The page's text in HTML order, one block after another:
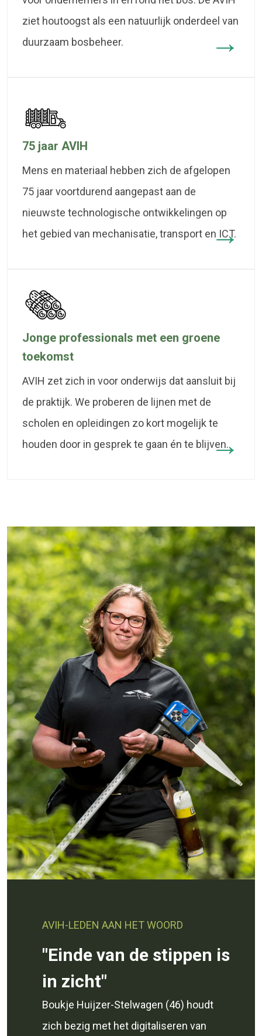
ziet houtoogst als een natuurlijk onderdeel van
duurzaam bosbeheer.
75 jaar AVIH
Mens en materiaal hebben zich de afgelopen
75 jaar voortdurend aangepast aan de
nieuwste technologische ontwikkelingen op
het gebied van mechanisatie, transport en ICT.
Jonge professionals met een groene
toekomst
AVIH zet zich in voor onderwijs dat aansluit bij
de praktijk. We proberen de lijnen met de
scholen en opleidingen zo kort mogelijk te
houden door in gesprek te gaan én te blijven.
AVIH-LEDEN AAN HET WOORD
"Einde van de stippen is
in zicht"
Boukje Huijzer-Stelwagen (46) houdt
zich bezig met het digitaliseren van